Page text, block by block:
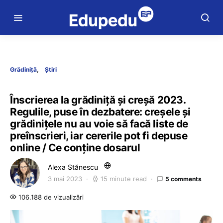
Grădiniță Știri
Înscrierea la grădiniță și creșă 2023.
Regulile, puse în dezbatere: creșele și
grădinițele nu au voie să facă liste de
preînscrieri, iar cererile pot fi depuse
online / Ce conține dosarul
Alexa Stănescu
3 mai 2023 15 minute read 5 comments
106.188 de vizualizări